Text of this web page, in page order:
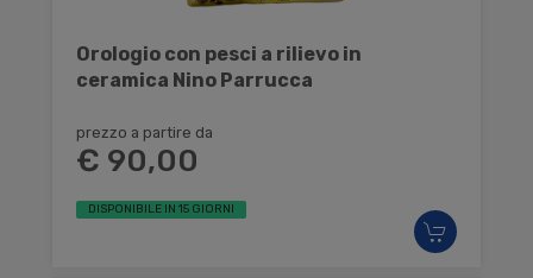
Orologio con pesci a rilievo in
ceramica Nino Parrucca
prezzo a partire da
€ 90,00
DISPONIBILE IN 15 GIORNI